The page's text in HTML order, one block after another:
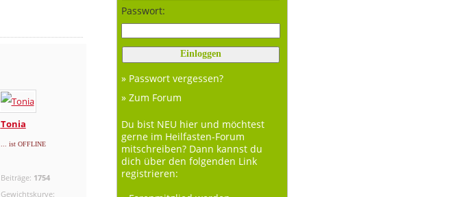
Passwort:
» Passwort vergessen?
» Zum Forum
Du bist NEU hier und möchtest
gerne im Heilfasten-Forum
mitschreiben? Dann kannst du
dich über den folgenden Link
registrieren:
Tonia
... ist OFFLINE
Beiträge: 1754
Gewichtskurve: